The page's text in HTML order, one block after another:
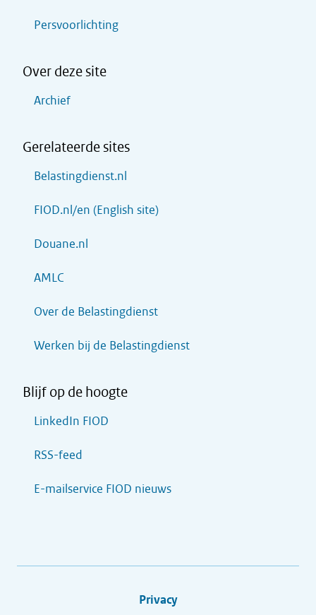
Persvoorlichting
Over deze site
Archief
Gerelateerde sites
Belastingdienst.nl
FIOD.nl/en (English site)
Douane.nl
AMLC
Over de Belastingdienst
Werken bij de Belastingdienst
Blijf op de hoogte
LinkedIn FIOD
RSS-feed
E-mailservice FIOD nieuws
Privacy